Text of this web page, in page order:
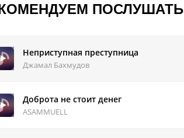
Россию, за родину мать.
жизни ушли защищать.
ПОСЛУШАТЬ
Неприступная преступница
Джамал Бахмудов
Доброта не стоит денег
ASAMMUELL